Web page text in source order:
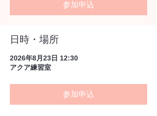
参加申込
日時・場所
2026年8月23日 12:30
アクア練習室
参加申込